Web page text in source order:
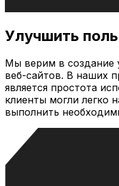
Улучшить
Мы верим в создание
веб-сайтов. В наших
является простота
клиенты могли легко
выполнить